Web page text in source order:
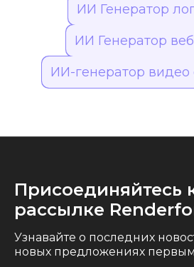
ИИ Генератор
ИИ Генератор
ИИ-генератор видео
Присоединяйтесь
рассылке
Узнавайте о последних
новых предложениях